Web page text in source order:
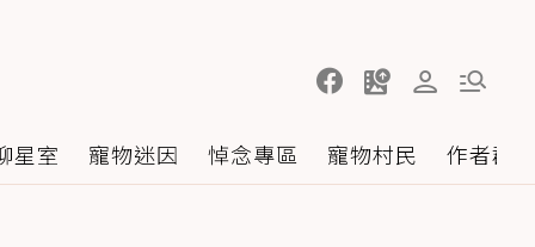
星室 寵物迷因 悼念專區 寵物村民 作者群